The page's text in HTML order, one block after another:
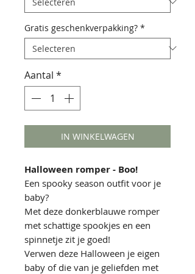
Gratis geschenkverpakking? *
Aantal *
IN WINKELWAGEN
Halloween romper - Boo!
Een spooky season outfit voor je
baby?
Met deze donkerblauwe romper
met schattige spookjes en een
spinnetje zit je goed!
Verwen deze Halloween je eigen
baby of die van je geliefden met